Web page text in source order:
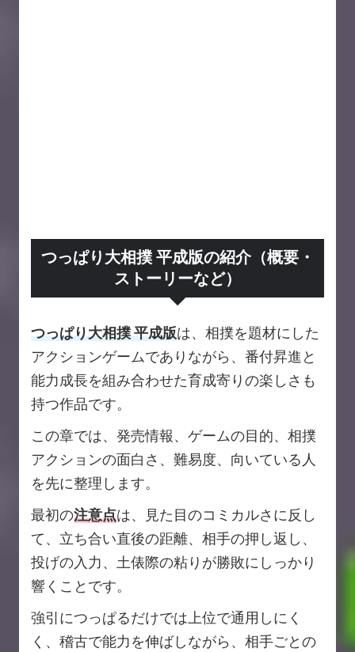
つっぱり大相撲 平成版の紹介（概要・
ストーリーなど）
つっぱり大相撲 平成版は、相撲を題材にした
アクションゲームでありながら、番付昇進と
能力成長を組み合わせた育成寄りの楽しさも
持つ作品です。
この章では、発売情報、ゲームの目的、相撲
アクションの面白さ、難易度、向いている人
を先に整理します。
最初の注意点は、見た目のコミカルさに反し
て、立ち合い直後の距離、相手の押し返し、
投げの入力、土俵際の粘りが勝敗にしっかり
響くことです。
強引につっぱるだけでは上位で通用しにく
く、稽古で能力を伸ばしながら、相手ごとの